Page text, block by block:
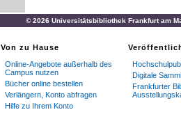
© 2026 Universitätsbibliothek Frankfurt am
Von zu Hause
Online-Angebote außerhalb des
Campus nutzen
Bücher online bestellen
Verlängern, Konto abfragen
Hilfe zu Ihrem Konto
Digitale
Frankfurter